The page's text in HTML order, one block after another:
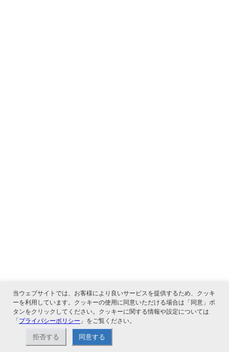
関連サービス
当ウェブサイトでは、お客様により良いサービスを提供するため、クッキ
ーを利用しています。クッキーの使用に同意いただける場合は「同意」ボ
タンをクリックしてください。クッキーに関する情報や設定については
「プライバシーポリシー 」をご覧ください。
拒否する 同意する